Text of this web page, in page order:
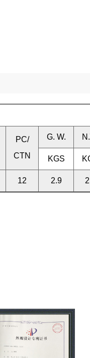
PC/
CTN
G. W.
KGS
12 2.9